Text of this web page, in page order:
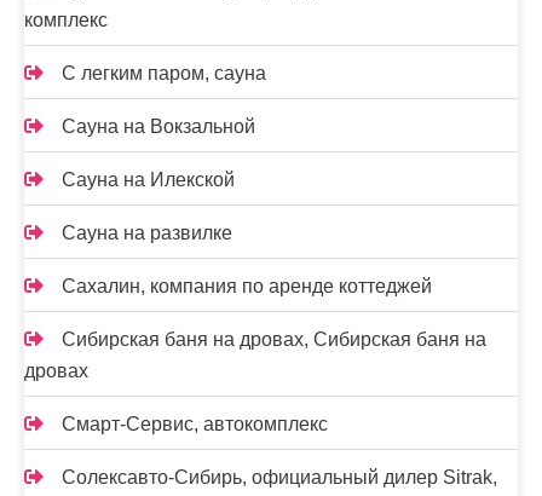
комплекс
С легким паром, сауна
Сауна на Вокзальной
Сауна на Илекской
Сауна на развилке
Сахалин, компания по аренде коттеджей
Сибирская баня на дровах, Сибирская баня на
дровах
Смарт-Сервис, автокомплекс
Солексавто-Сибирь, официальный дилер Sitrak,